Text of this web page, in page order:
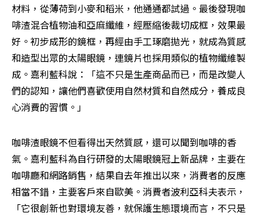
材料，從薄荷到小麥和稻米，他通通都試過。最後發現咖
啡渣混合植物油和亞麻纖維，經壓縮後裁切成框，效果最
好。初步成形的鏡框，再經由手工琢磨拋光，就成為質感
和造型出眾的太陽眼鏡，連鏡片也採用類似的植物纖維製
成。嘉利藍科說：「這不只是生產商品而已，而是改變人
們的認知，讓他們喜歡使用自然材質和自然成分，養成良
心消費的習慣。」
咖啡渣眼鏡不但看得出天然質感，還可以聞到咖啡的香
氣。嘉利藍科為自行研發的太陽眼鏡冠上新品牌，主要在
咖啡廳和網路銷售，結果自去年推出以來，消費者的反應
相當不錯，主要客戶來自歐美。消費者波利亞科夫表示，
「它很創新也對環境友善，就保護生態環境而言，不只是